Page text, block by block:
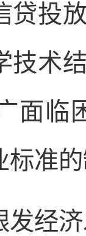
贷投
技术
面临
标准
发经